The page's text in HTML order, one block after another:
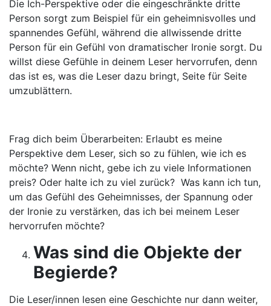
Die Ich-Perspektive oder die eingeschränkte dritte
Person sorgt zum Beispiel für ein geheimnisvolles und
spannendes Gefühl, während die allwissende dritte
Person für ein Gefühl von dramatischer Ironie sorgt. Du
willst diese Gefühle in deinem Leser hervorrufen, denn
das ist es, was die Leser dazu bringt, Seite für Seite
umzublättern.
Frag dich beim Überarbeiten: Erlaubt es meine
Perspektive dem Leser, sich so zu fühlen, wie ich es
möchte? Wenn nicht, gebe ich zu viele Informationen
preis? Oder halte ich zu viel zurück? Was kann ich tun,
um das Gefühl des Geheimnisses, der Spannung oder
der Ironie zu verstärken, das ich bei meinem Leser
hervorrufen möchte?
Was sind die Objekte der
Begierde?
Die Leser/innen lesen eine Geschichte nur dann weiter,